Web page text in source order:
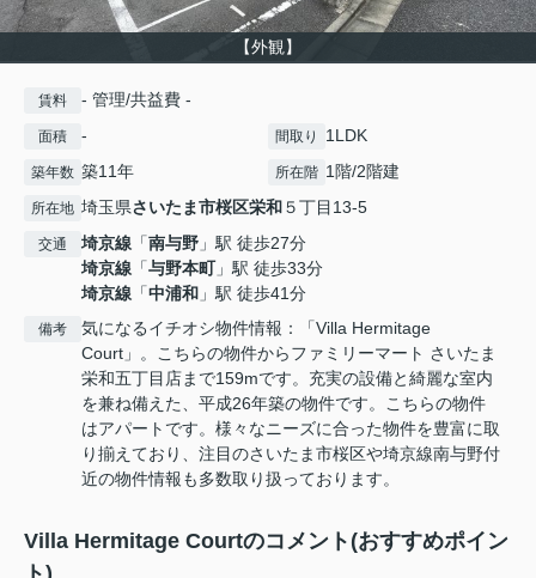
【外観】
賃料 - 管理/共益費 -
面積 - 間取り 1LDK
築年数 築11年 所在階 1階/2階建
所在地 埼玉県さいたま市桜区栄和５丁目13-5
交通 埼京線 「南与野 」駅 徒歩27分
埼京線 「与野本町」駅 徒歩33分
埼京線 「中浦和 」駅 徒歩41分
備考
気になるイチオシ物件情報：「Villa Hermitage
Court」。こちらの物件からファミリーマート さいたま
栄和五丁目店まで159mです。充実の設備と綺麗な室内
を兼ね備えた、平成26年築の物件です。こちらの物件
はアパートです。様々なニーズに合った物件を豊富に取
り揃えており、注目のさいたま市桜区や埼京線南与野付
近の物件情報も多数取り扱っております。
Villa Hermitage Courtのコメント(おすすめポイン